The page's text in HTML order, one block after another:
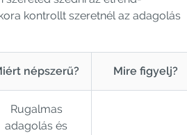
kontrollt szeretnél az adagolás
népszerű? Mire figyelj?
Rugalmas
adagolás és